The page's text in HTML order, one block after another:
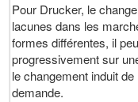
Pour Drucker, le
lacunes dans les
formes différentes, il
progressivement sur
le changement induit
demande.